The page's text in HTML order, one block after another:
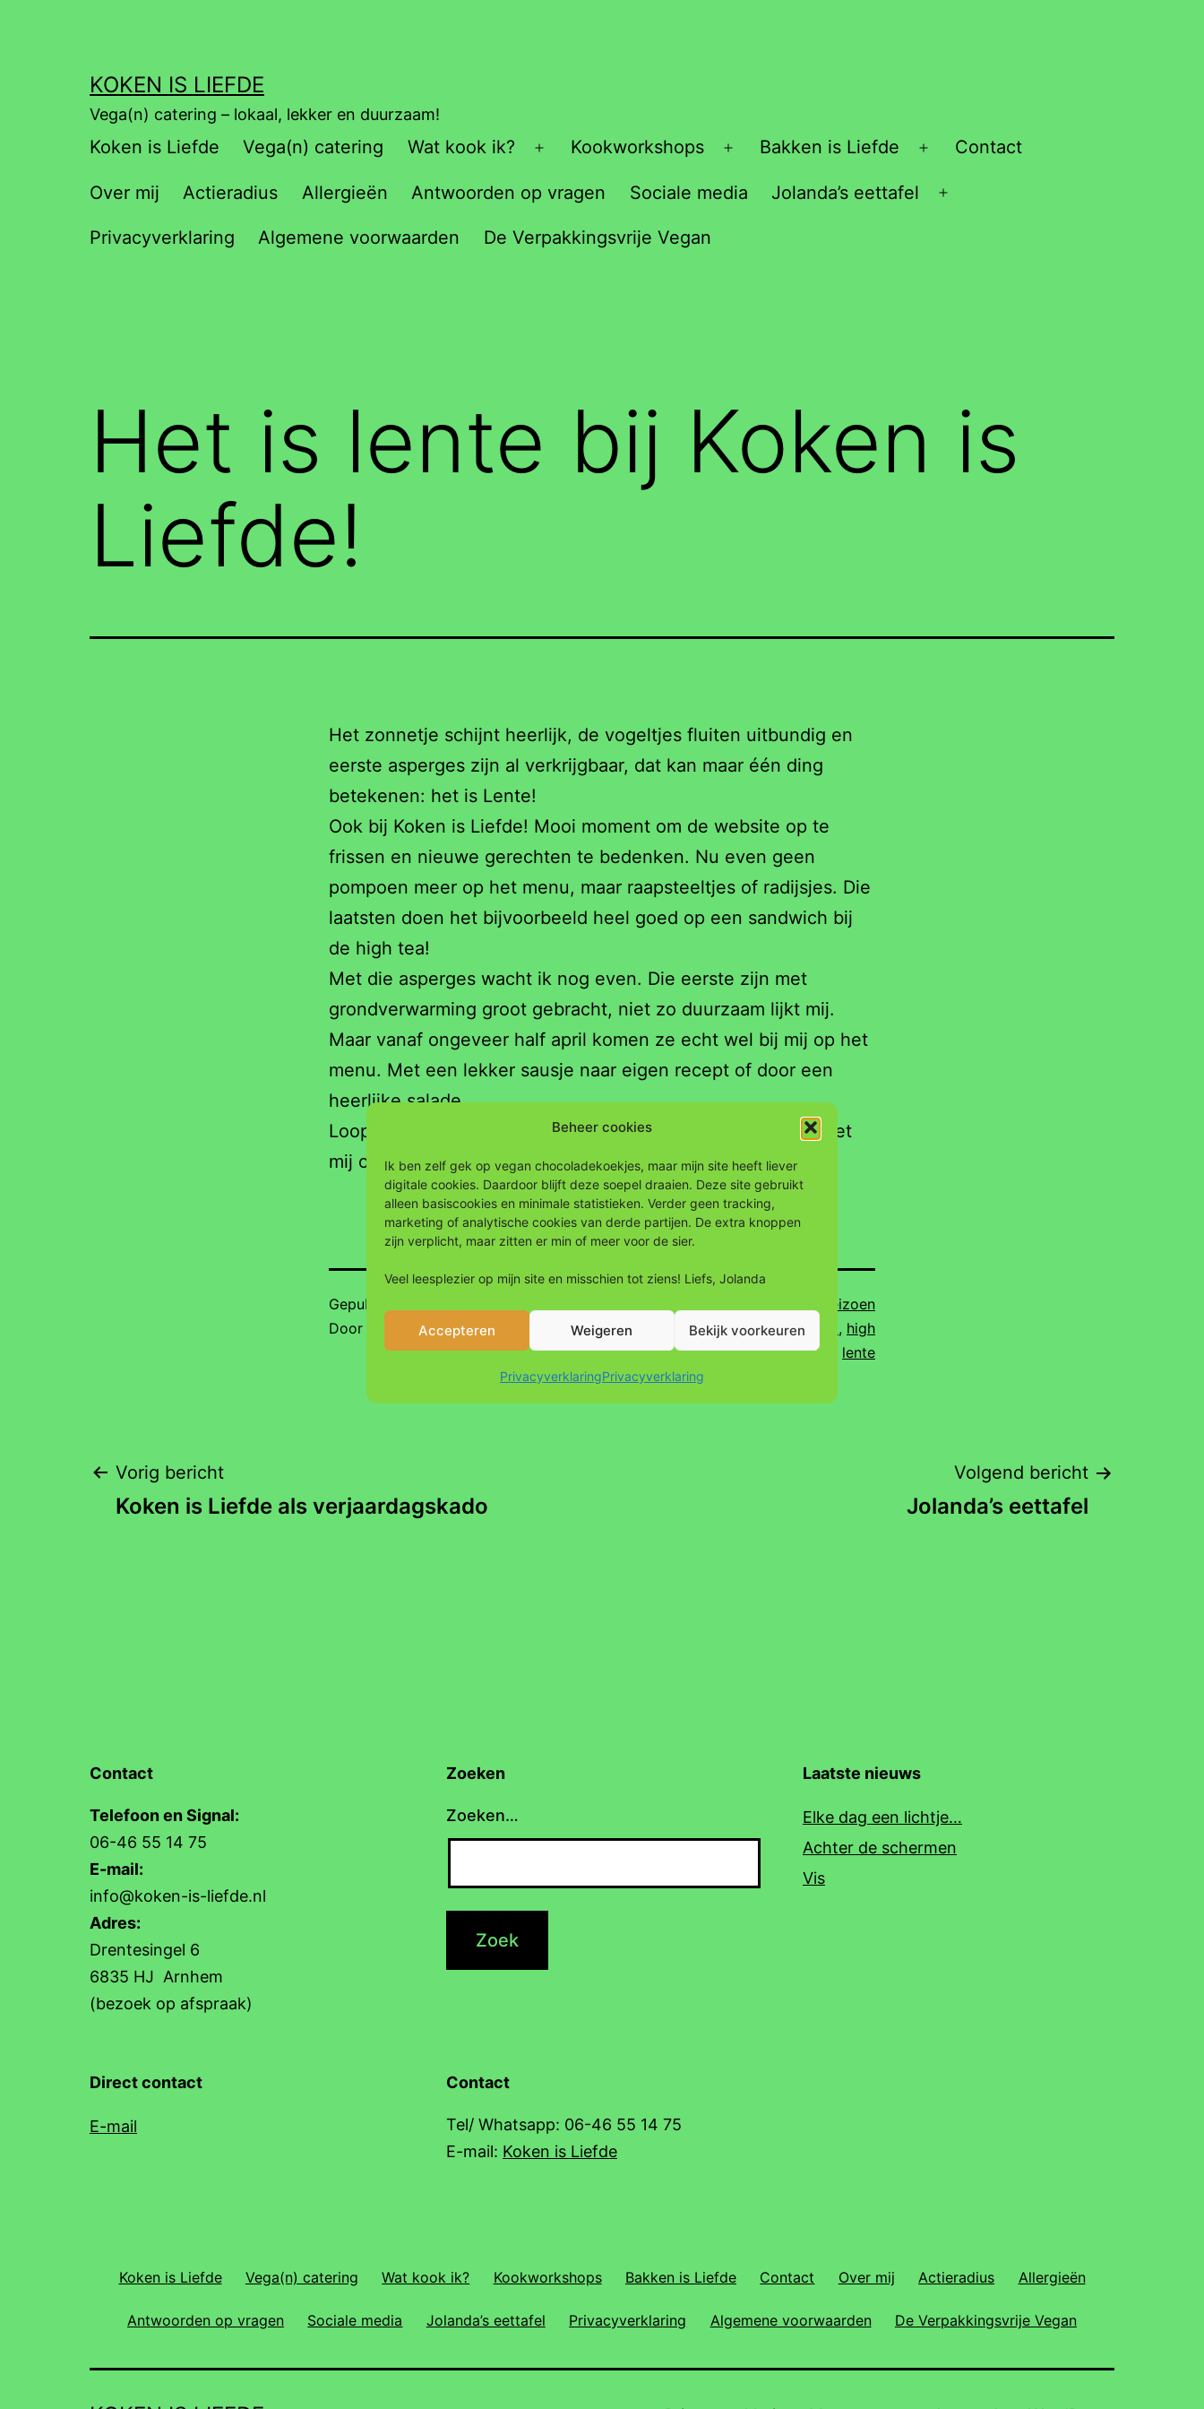
Beheer cookies
Ik ben zelf gek op vegan chocoladekoekjes, maar mijn site heeft liever
digitale cookies. Daardoor blijft deze soepel draaien. Deze site gebruikt
alleen basiscookies en minimale statistieken. Verder geen tracking,
marketing of analytische cookies van derde partijen. De extra knoppen
zijn verplicht, maar zitten er min of meer voor de sier.
Veel leesplezier op mijn site en misschien tot ziens! Liefs, Jolanda
Accepteren Weigeren Bekijk voorkeuren
PrivacyverklaringPrivacyverklaring
KOKEN IS LIEFDE
Vega(n) catering – lokaal, lekker en duurzaam!
Koken is Liefde Vega(n) catering Wat kook ik?
Open
menu
Kookworkshops
Open
menu
Bakken is Liefde
Open
menu
Contact
Over mij Actieradius Allergieën Antwoorden op vragen Sociale media Jolanda’s eettafel
Privacyverklaring Algemene voorwaarden De Verpakkingsvrije Vegan
Het is lente bij Koken is
Liefde!
Het zonnetje schijnt heerlijk, de vogeltjes fluiten uitbundig en
eerste asperges zijn al verkrijgbaar, dat kan maar één ding
betekenen: het is Lente!
Ook bij Koken is Liefde! Mooi moment om de website op te
frissen en nieuwe gerechten te bedenken. Nu even geen
pompoen meer op het menu, maar raapsteeltjes of radijsjes. Die
laatsten doen het bijvoorbeeld heel goed op een sandwich bij
de high tea!
Met die asperges wacht ik nog even. Die eerste zijn met
grondverwarming groot gebracht, niet zo duurzaam lijkt mij.
Maar vanaf ongeveer half april komen ze echt wel bij mij op het
menu. Met een lekker sausje naar eigen recept of door een
heerlijke salade…
Loopt het water je al in de mond? Neem dan snel
contactmet
mij op om af te spreken wanneer ik bij jou kom koken!
Gepubliceerd op
Door
Jolanda Vos
Seizoen
Getaggeddiner,duurzaamheid , high
tea
lente
Bericht
Vorig bericht
Koken is Liefde als verjaardagskado
Volgend bericht
Jolanda’s eettafel
Contact
Telefoon en Signal:
06-46 55 14 75
E-mail:
info@koken-is-liefde.nl
Adres:
Drentesingel 6
6835 HJ Arnhem
(bezoek op afspraak)
Zoeken
Zoeken…
Laatste nieuws
Elke dag een lichtje…
Achter de schermen
Vis
Direct contact
E-mail
Contact
Tel/ Whatsapp: 06-46 55 14 75
E-mail: Koken is Liefde
Koken is Liefde Vega(n) catering Wat kook ik? Kookworkshops Bakken is Liefde Contact Over mij Actieradius Allergieën
Antwoorden op vragen Sociale media Jolanda’s eettafel Privacyverklaring Algemene voorwaarden De Verpakkingsvrije Vegan